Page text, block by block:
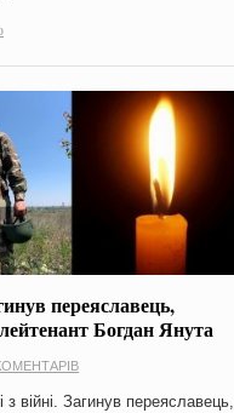
переяславець,
Богдан Янута
з війні. Загинув переяславець,